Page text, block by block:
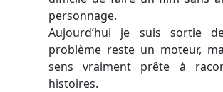
personnage.
Aujourd’hui je suis sortie
problème reste un moteur,
sens vraiment prête à
histoires.